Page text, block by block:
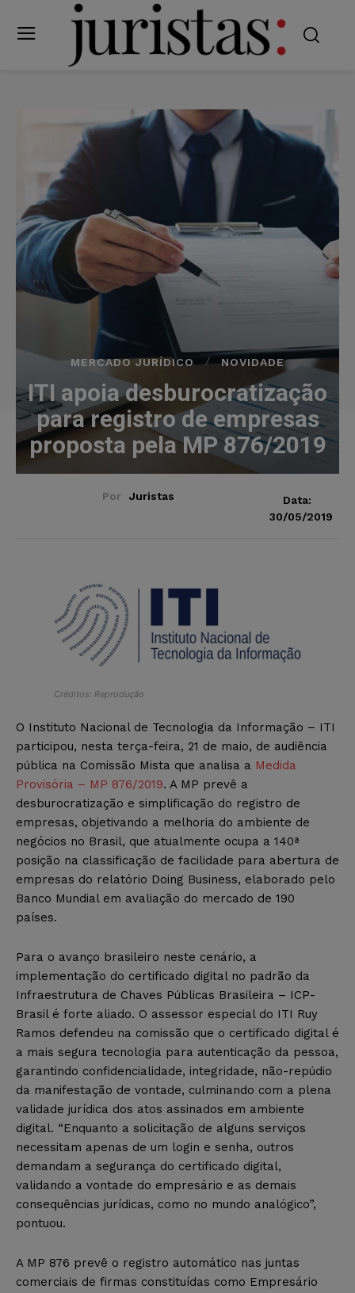
MERCADO JURÍDICO NOVIDADE
ITI apoia desburocratização
para registro de empresas
proposta pela MP 876/2019
Por Juristas
Data:
30/05/2019
Créditos: Reprodução
O Instituto Nacional de Tecnologia da Informação – ITI
participou, nesta terça-feira, 21 de maio, de audiência
pública na Comissão Mista que analisa a Medida
Provisória – MP 876/2019. A MP prevê a
desburocratização e simplificação do registro de
empresas, objetivando a melhoria do ambiente de
negócios no Brasil, que atualmente ocupa a 140ª
posição na classificação de facilidade para abertura de
empresas do relatório Doing Business, elaborado pelo
Banco Mundial em avaliação do mercado de 190
países.
Para o avanço brasileiro neste cenário, a
implementação do certificado digital no padrão da
Infraestrutura de Chaves Públicas Brasileira – ICP-
Brasil é forte aliado. O assessor especial do ITI Ruy
Ramos defendeu na comissão que o certificado digital é
a mais segura tecnologia para autenticação da pessoa,
garantindo confidencialidade, integridade, não-repúdio
da manifestação de vontade, culminando com a plena
validade jurídica dos atos assinados em ambiente
digital. “Enquanto a solicitação de alguns serviços
necessitam apenas de um login e senha, outros
demandam a segurança do certificado digital,
validando a vontade do empresário e as demais
consequências jurídicas, como no mundo analógico”,
pontuou.
A MP 876 prevê o registro automático nas juntas
comerciais de firmas constituídas como Empresário